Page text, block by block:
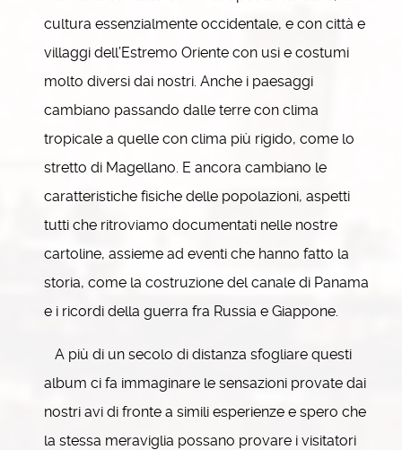
cultura essenzialmente occidentale, e con città e
villaggi dell’Estremo Oriente con usi e costumi
molto diversi dai nostri. Anche i paesaggi
cambiano passando dalle terre con clima
tropicale a quelle con clima più rigido, come lo
stretto di Magellano. E ancora cambiano le
caratteristiche fisiche delle popolazioni, aspetti
tutti che ritroviamo documentati nelle nostre
cartoline, assieme ad eventi che hanno fatto la
storia, come la costruzione del canale di Panama
e i ricordi della guerra fra Russia e Giappone.
A più di un secolo di distanza sfogliare questi
album ci fa immaginare le sensazioni provate dai
nostri avi di fronte a simili esperienze e spero che
la stessa meraviglia possano provare i visitatori